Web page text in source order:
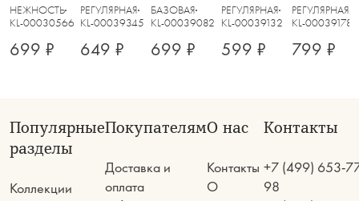
НЕЖНОСТЬ
KL-00030566
699 ₽
РЕГУЛЯРНАЯ
KL-00039345
649 ₽
БАЗОВАЯ
KL-00039082
699 ₽
РЕГУЛЯРНАЯ
KL-00039132
599 ₽
РЕГУЛЯРНАЯ
KL-00039178
799 ₽
Популярные
разделы
Коллекции
Покупателям
Доставка и
оплата
О нас
Контакты
О
Контакты
+7 (499) 653-
98